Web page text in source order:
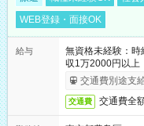
WEB登録・面接OK
給与
無資格未経験：
収1万2000円以上
交通費別途支
交通費 交通費全